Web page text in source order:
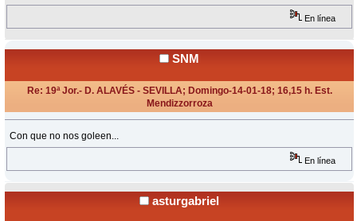
En línea
SNM
Re: 19ª Jor.- D. ALAVÉS - SEVILLA; Domingo-14-01-18; 16,15 h. Est.
Mendizzorroza
Con que no nos goleen...
En línea
asturgabriel